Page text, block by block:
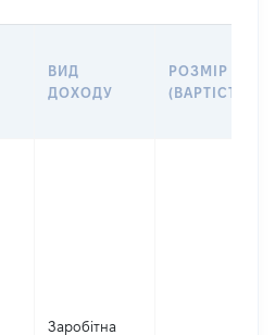
ВИД
ДОХОДУ
РОЗМІР
(ВАРТІСТЬ)
Заробітна